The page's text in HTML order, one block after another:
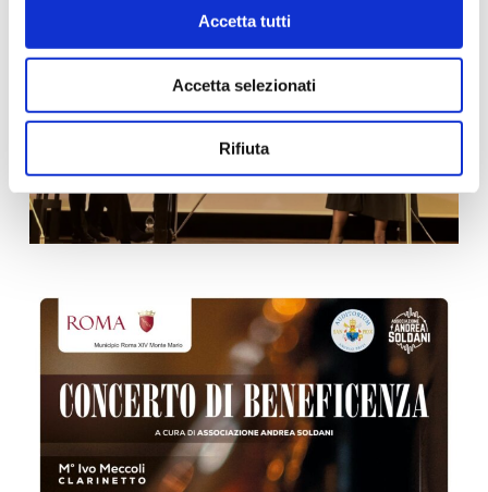
Accetta tutti
Accetta selezionati
Rifiuta